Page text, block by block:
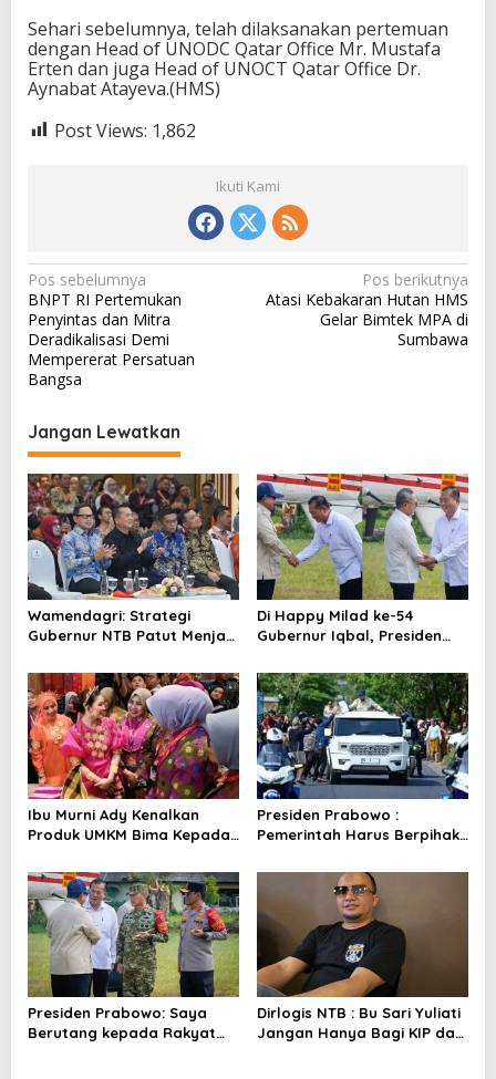
Sehari sebelumnya, telah dilaksanakan pertemuan
dengan Head of UNODC Qatar Office Mr. Mustafa
Erten dan juga Head of UNOCT Qatar Office Dr.
Aynabat Atayeva.(HMS)
Post Views: 1,862
Ikuti Kami
N
a
v
i
a
s
i
p
o
s
Pos sebelumnya
BNPT RI Pertemukan
Penyintas dan Mitra
Deradikalisasi Demi
Mempererat Persatuan
Bangsa
Pos berikutnya
Atasi Kebakaran Hutan HMS
Gelar Bimtek MPA di
Sumbawa
Jangan Lewatkan
Wamendagri: Strategi
Gubernur NTB Patut Menjadi
Indonesia
Di Happy Milad ke-54
Gubernur Iqbal, Presiden
Ibu Murni Ady Kenalkan
Produk UMKM Bima Kepada
Presiden Prabowo :
Pemerintah Harus Berpihak
Presiden Prabowo: Saya
Berutang kepada Rakyat
Dirlogis NTB : Bu Sari Yuliati
Jangan Hanya Bagi KIP dan